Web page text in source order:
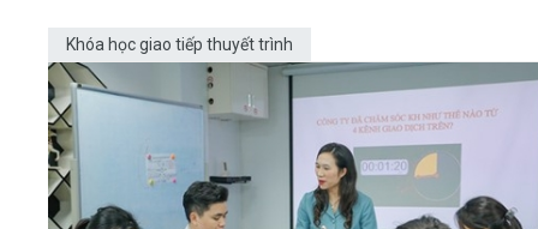
Khóa học giao tiếp thuyết trình